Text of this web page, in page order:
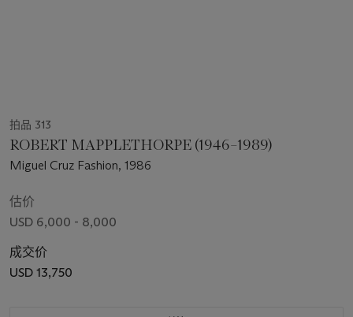
拍品 313
ROBERT MAPPLETHORPE (1946–1989)
Miguel Cruz Fashion, 1986
估价
USD 6,000 - 8,000
成交价
USD 13,750